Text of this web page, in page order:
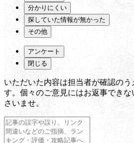
分かりにくい
探していた情報が無かった
その他
アンケート
閉じる
いただいた内容は担当者が確認のう
す。個々のご意見にはお返事でき
さいませ。